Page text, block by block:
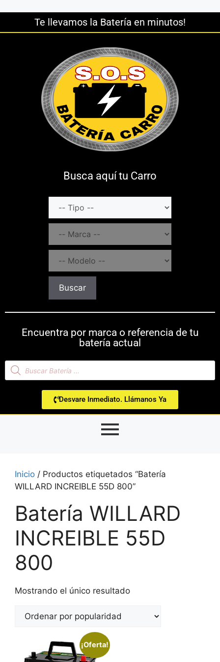
Te llevamos la Batería en minutos!
Busca aquí tu Carro
Buscar
Encuentra por marca o referencia de tu
batería actual
Desvare Inmediato. Llámanos Ya
Inicio / Productos etiquetados “Batería
WILLARD INCREIBLE 55D 800”
Batería WILLARD
INCREIBLE 55D
800
Mostrando el único resultado
¡Oferta!